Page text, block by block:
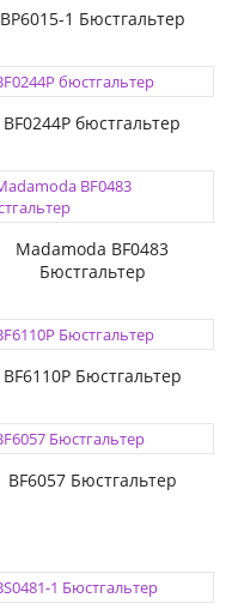
BP6015-1 Бюстгальтер
BF0244P бюстгальтер
Madamoda BF0483
Бюстгальтер
BF6110P Бюстгальтер
BF6057 Бюстгальтер